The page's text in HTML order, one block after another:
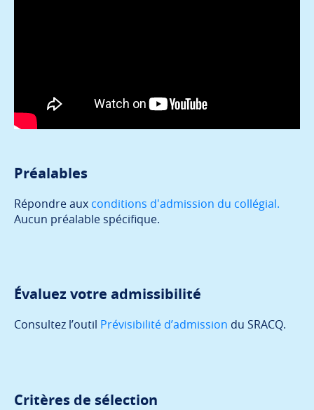
Préalables
Répondre aux conditions d'admission du collégial.
Aucun préalable spécifique.
Évaluez votre admissibilité
Consultez l’outil Prévisibilité d’admission du SRACQ.
Critères de sélection